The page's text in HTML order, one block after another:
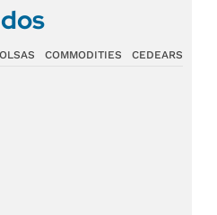
COMMODITIES CEDEARS